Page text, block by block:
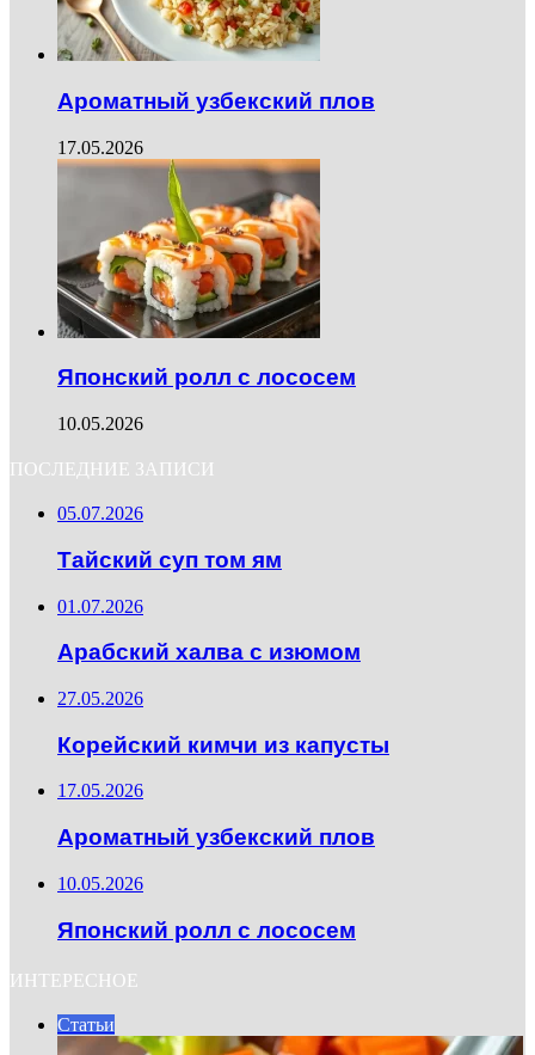
Ароматный узбекский плов
17.05.2026
Японский ролл с лососем
10.05.2026
ПОСЛЕДНИЕ ЗАПИСИ
05.07.2026
Тайский суп том ям
01.07.2026
Арабский халва с изюмом
27.05.2026
Корейский кимчи из капусты
17.05.2026
Ароматный узбекский плов
10.05.2026
Японский ролл с лососем
ИНТЕРЕСНОЕ
Статьи